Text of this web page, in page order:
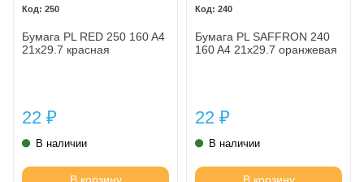
250
Бумага PL RED 250 160 A4
21x29.7 красная
22 ₽
В наличии
240
Бумага PL SAFFRON 240
160 A4 21x29.7 оранжевая
22 ₽
В наличии